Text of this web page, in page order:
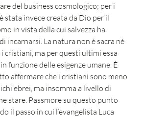
del business cosmologico; per i
stata invece creata da Dio per il
in vista della cui salvezza ha
incarnarsi. La natura non è sacra né
cristiani, ma per questi ultimi essa
funzione delle esigenze umane. È
affermare che i cristiani sono meno
ebrei, ma insomma a livello di
stare. Passmore su questo punto
il passo in cui l’evangelista Luca